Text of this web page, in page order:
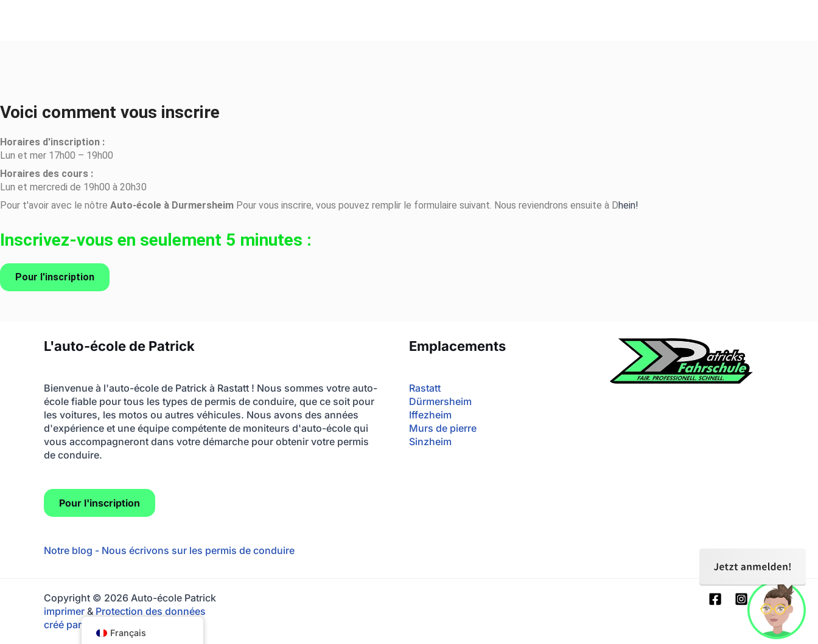
Voici comment vous inscrire
Horaires d'inscription :
Lun et mer 17h00 – 19h00
Horaires des cours :
Lun et mercredi de 19h00 à 20h30
Pour t'avoir avec le nôtre Auto-école à Durmersheim Pour vous inscrire, vous pouvez remplir le formulaire suivant. Nous reviendrons ensuite à Dhein!
Inscrivez-vous en seulement 5 minutes :
Pour l'inscription
L'auto-école de Patrick
Bienvenue à l'auto-école de Patrick à Rastatt ! Nous sommes votre auto-
école fiable pour tous les types de permis de conduire, que ce soit pour
les voitures, les motos ou autres véhicules. Nous avons des années
d'expérience et une équipe compétente de moniteurs d'auto-école qui
vous accompagneront dans votre démarche pour obtenir votre permis
de conduire.
Pour l'inscription
Notre blog - Nous écrivons sur les permis de conduire
Emplacements
Rastatt
Dürmersheim
Iffezheim
Murs de pierre
Sinzheim
Copyright © 2026 Auto-école Patrick
imprimer & Protection des données
créé par lk media
Français